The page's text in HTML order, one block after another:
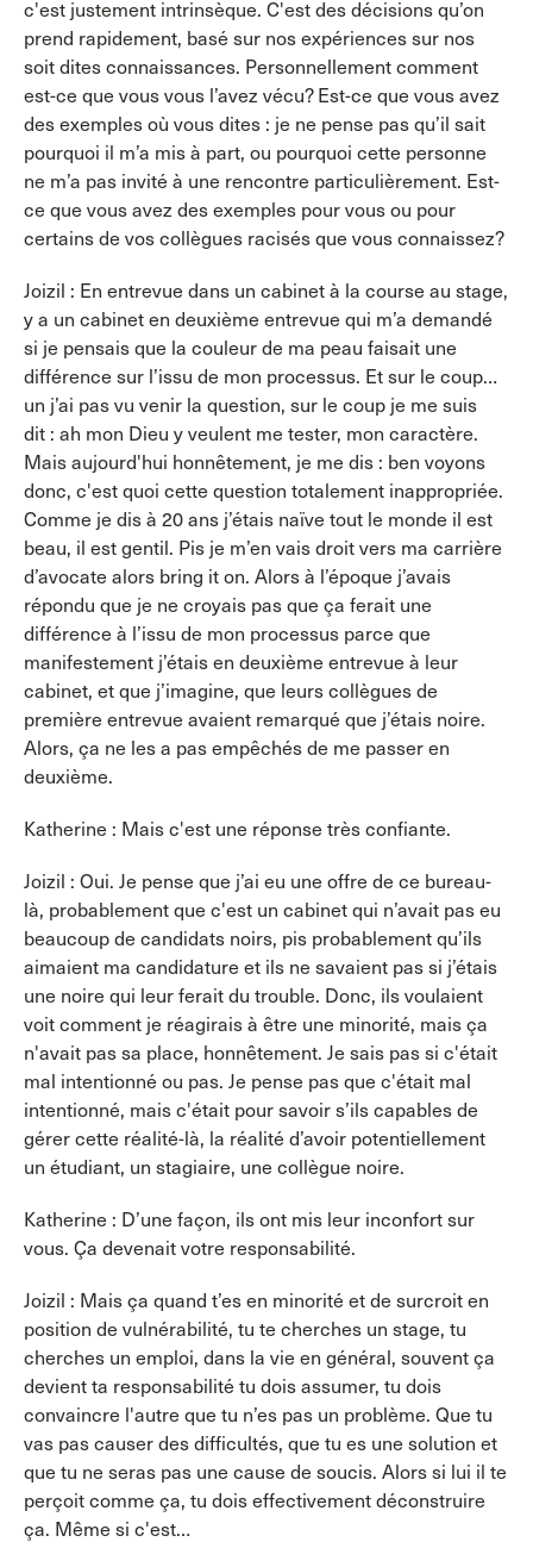
c'est justement intrinsèque. C'est des décisions qu’on
prend rapidement, basé sur nos expériences sur nos
soit dites connaissances. Personnellement comment
est-ce que vous vous l’avez vécu? Est-ce que vous avez
des exemples où vous dites : je ne pense pas qu’il sait
pourquoi il m’a mis à part, ou pourquoi cette personne
ne m’a pas invité à une rencontre particulièrement. Est-
ce que vous avez des exemples pour vous ou pour
certains de vos collègues racisés que vous connaissez?
Joizil : En entrevue dans un cabinet à la course au stage,
y a un cabinet en deuxième entrevue qui m’a demandé
si je pensais que la couleur de ma peau faisait une
différence sur l’issu de mon processus. Et sur le coup…
un j’ai pas vu venir la question, sur le coup je me suis
dit : ah mon Dieu y veulent me tester, mon caractère.
Mais aujourd'hui honnêtement, je me dis : ben voyons
donc, c'est quoi cette question totalement inappropriée.
Comme je dis à 20 ans j’étais naïve tout le monde il est
beau, il est gentil. Pis je m’en vais droit vers ma carrière
d’avocate alors bring it on. Alors à l’époque j’avais
répondu que je ne croyais pas que ça ferait une
différence à l’issu de mon processus parce que
manifestement j’étais en deuxième entrevue à leur
cabinet, et que j’imagine, que leurs collègues de
première entrevue avaient remarqué que j’étais noire.
Alors, ça ne les a pas empêchés de me passer en
deuxième.
Katherine : Mais c'est une réponse très confiante.
Joizil : Oui. Je pense que j’ai eu une offre de ce bureau-
là, probablement que c'est un cabinet qui n’avait pas eu
beaucoup de candidats noirs, pis probablement qu’ils
aimaient ma candidature et ils ne savaient pas si j’étais
une noire qui leur ferait du trouble. Donc, ils voulaient
voit comment je réagirais à être une minorité, mais ça
n'avait pas sa place, honnêtement. Je sais pas si c'était
mal intentionné ou pas. Je pense pas que c'était mal
intentionné, mais c'était pour savoir s’ils capables de
gérer cette réalité-là, la réalité d’avoir potentiellement
un étudiant, un stagiaire, une collègue noire.
Katherine : D’une façon, ils ont mis leur inconfort sur
vous. Ça devenait votre responsabilité.
Joizil : Mais ça quand t’es en minorité et de surcroit en
position de vulnérabilité, tu te cherches un stage, tu
cherches un emploi, dans la vie en général, souvent ça
devient ta responsabilité tu dois assumer, tu dois
convaincre l'autre que tu n’es pas un problème. Que tu
vas pas causer des difficultés, que tu es une solution et
que tu ne seras pas une cause de soucis. Alors si lui il te
perçoit comme ça, tu dois effectivement déconstruire
ça. Même si c'est…